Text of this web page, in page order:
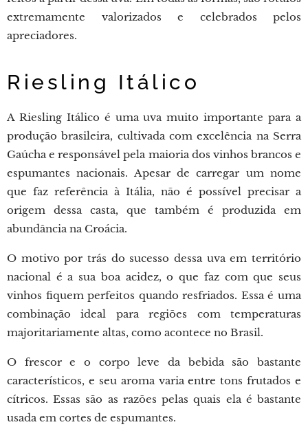
extremamente valorizados e celebrados pelos
apreciadores.
Riesling Itálico
A Riesling Itálico é uma uva muito importante para a
produção brasileira, cultivada com excelência na Serra
Gaúcha e responsável pela maioria dos vinhos brancos e
espumantes nacionais. Apesar de carregar um nome
que faz referência à Itália, não é possível precisar a
origem dessa casta, que também é produzida em
abundância na Croácia.
O motivo por trás do sucesso dessa uva em território
nacional é a sua boa acidez, o que faz com que seus
vinhos fiquem perfeitos quando resfriados. Essa é uma
combinação ideal para regiões com temperaturas
majoritariamente altas, como acontece no Brasil.
O frescor e o corpo leve da bebida são bastante
característicos, e seu aroma varia entre tons frutados e
cítricos. Essas são as razões pelas quais ela é bastante
usada em cortes de espumantes.